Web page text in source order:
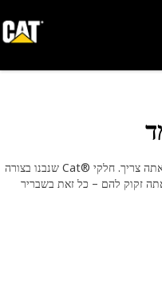
חלקי Cat Reman מספקים לך את כל מה שאתה צריך. חלקי Cat®‎‎ שנבנו בצורה
זקוק להם – כל זאת בשבריר